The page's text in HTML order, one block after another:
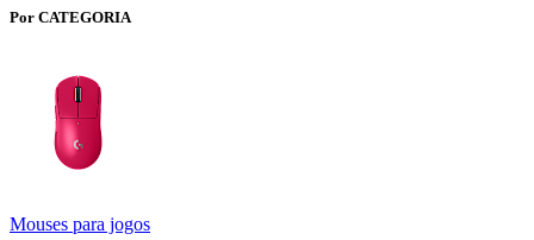
Por CATEGORIA
Mouses para jogos